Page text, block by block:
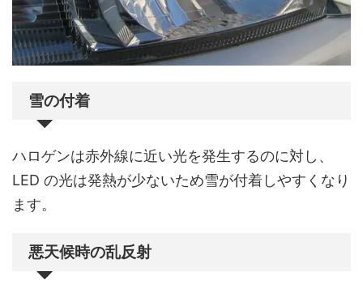
雪の付着
ハロゲンは赤外線に近い光を発生するのに対し、
LED の光は発熱が少ないため雪が付着しやすくなり
ます。
悪天候時の乱反射